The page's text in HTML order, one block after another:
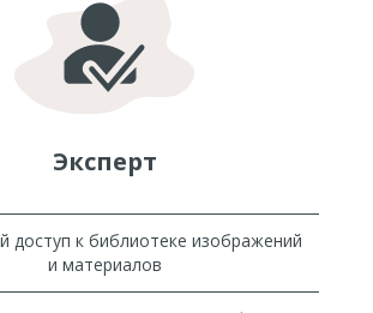
Эксперт
доступ к библиотеке изображений
и материалов